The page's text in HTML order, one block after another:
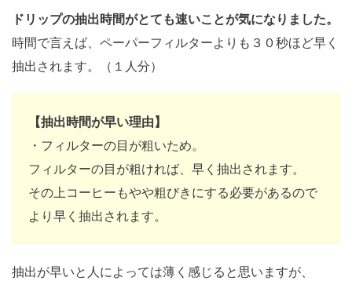
ドリップの抽出時間がとても速いことが気になりました。
時間で言えば、ペーパーフィルターよりも３０秒ほど早く
抽出されます。（１人分）
【抽出時間が早い理由】
・フィルターの目が粗いため。
フィルターの目が粗ければ、早く抽出されます。
その上コーヒーもやや粗びきにする必要があるので
より早く抽出されます。
抽出が早いと人によっては薄く感じると思いますが、